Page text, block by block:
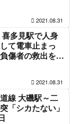
村の過ぎるTV
2021.08.31
多見駅で人身
て電車止まっ
傷者の救出を行
2021.08.31
線 大磯駅～二
「シカたない」